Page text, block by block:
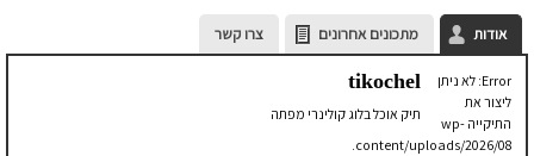
אודות מתכונים אחרונים צרו קשר
Error: לא ניתן
ליצור את
התיקייה wp-
content/uploads/2026/08.
tikochel
תיק אוכל בלוג קולינרי מפתה